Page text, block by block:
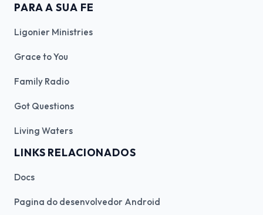
PARA A SUA FE
Ligonier Ministries
Grace to You
Family Radio
Got Questions
Living Waters
LINKS RELACIONADOS
Docs
Pagina do desenvolvedor Android